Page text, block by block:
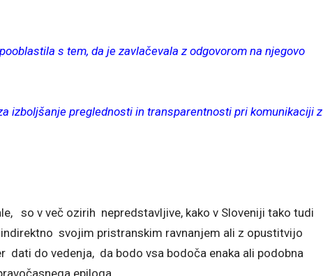
s tem, da je zavlačevala z odgovorom na njegovo
izboljšanje preglednosti in transparentnosti pri komunikaciji z
so v več ozirih nepredstavljive, kako v Sloveniji tako tudi
svojim pristranskim ravnanjem ali z opustitvijo
dati do vedenja, da bodo vsa bodoča enaka ali podobna
epiloga.